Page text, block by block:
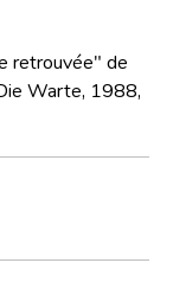
retrouvée" de
Warte, 1988,